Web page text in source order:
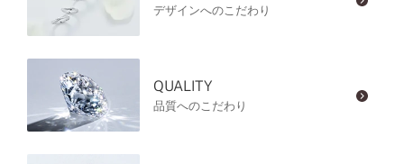
デザインへのこだわり
QUALITY
品質へのこだわり